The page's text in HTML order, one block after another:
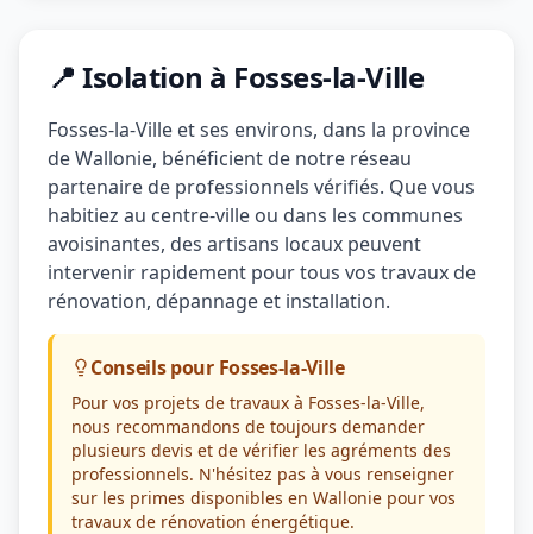
📍 Isolation à Fosses-la-Ville
Fosses-la-Ville et ses environs, dans la province
de Wallonie, bénéficient de notre réseau
partenaire de professionnels vérifiés. Que vous
habitiez au centre-ville ou dans les communes
avoisinantes, des artisans locaux peuvent
intervenir rapidement pour tous vos travaux de
rénovation, dépannage et installation.
Conseils pour Fosses-la-Ville
Pour vos projets de travaux à Fosses-la-Ville,
nous recommandons de toujours demander
plusieurs devis et de vérifier les agréments des
professionnels. N'hésitez pas à vous renseigner
sur les primes disponibles en Wallonie pour vos
travaux de rénovation énergétique.